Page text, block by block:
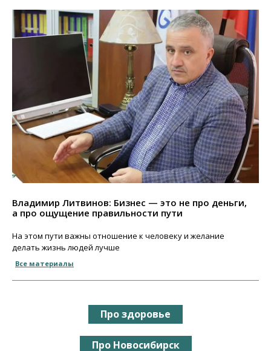
Владимир Литвинов: Бизнес — это не про деньги,
а про ощущение правильности пути
На этом пути важны отношение к человеку и желание
делать жизнь людей лучше
Все материалы
Про здоровье
Про Новосибирск